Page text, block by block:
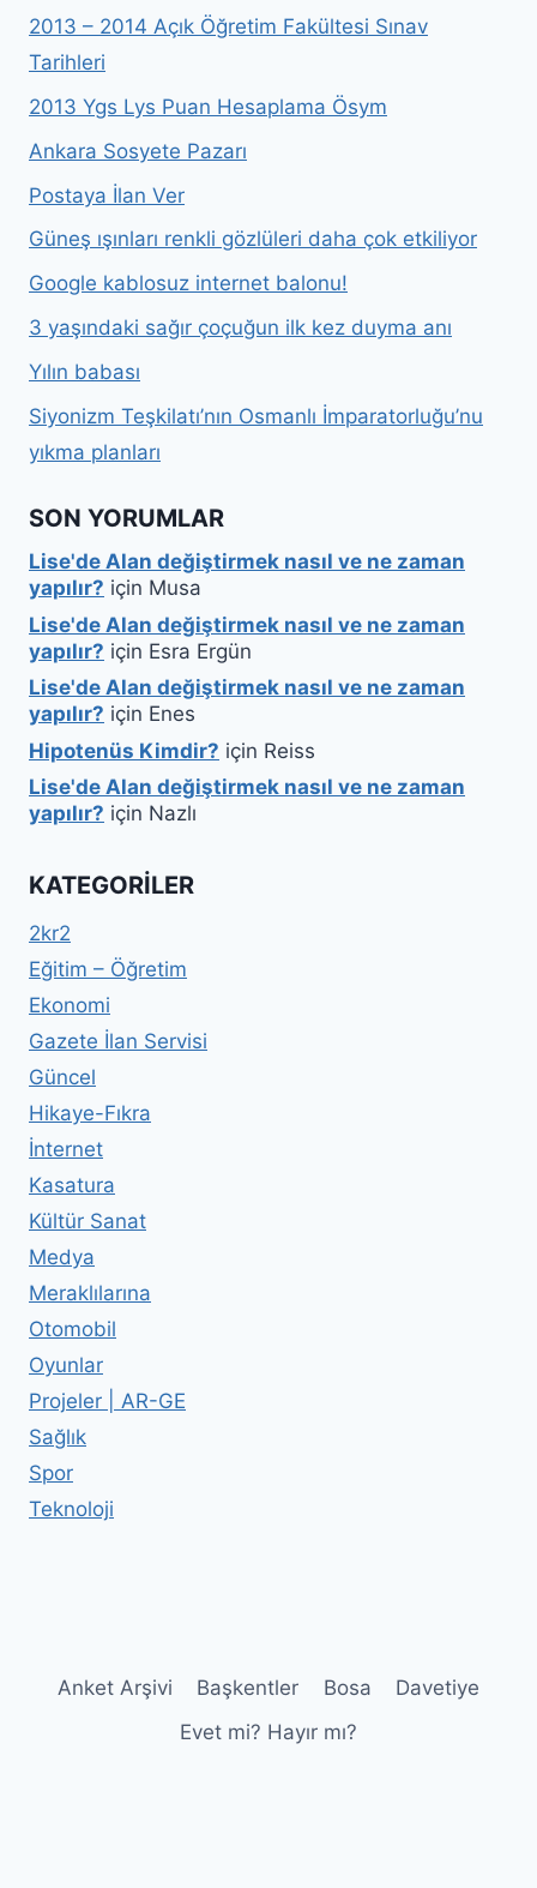
2013 – 2014 Açık Öğretim Fakültesi Sınav
Tarihleri
2013 Ygs Lys Puan Hesaplama Ösym
Ankara Sosyete Pazarı
Postaya İlan Ver
Güneş ışınları renkli gözlüleri daha çok etkiliyor
Google kablosuz internet balonu!
3 yaşındaki sağır çoçuğun ilk kez duyma anı
Yılın babası
Siyonizm Teşkilatı’nın Osmanlı İmparatorluğu’nu
yıkma planları
SON YORUMLAR
Lise'de Alan değiştirmek nasıl ve ne zaman
yapılır? için Musa
Lise'de Alan değiştirmek nasıl ve ne zaman
yapılır? için Esra Ergün
Lise'de Alan değiştirmek nasıl ve ne zaman
yapılır? için Enes
Hipotenüs Kimdir? için Reiss
Lise'de Alan değiştirmek nasıl ve ne zaman
yapılır? için Nazlı
KATEGORILER
2kr2
Eğitim – Öğretim
Ekonomi
Gazete İlan Servisi
Güncel
Hikaye-Fıkra
İnternet
Kasatura
Kültür Sanat
Medya
Meraklılarına
Otomobil
Oyunlar
Projeler | AR-GE
Sağlık
Spor
Teknoloji
Anket Arşivi Başkentler Bosa
Davetiye
Evet mi? Hayır mı?